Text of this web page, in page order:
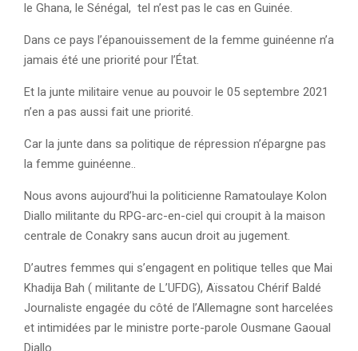
le Ghana, le Sénégal, tel n’est pas le cas en Guinée.
Dans ce pays l’épanouissement de la femme guinéenne n’a
jamais été une priorité pour l’État.
Et la junte militaire venue au pouvoir le 05 septembre 2021
n’en a pas aussi fait une priorité.
Car la junte dans sa politique de répression n’épargne pas
la femme guinéenne..
Nous avons aujourd’hui la politicienne Ramatoulaye Kolon
Diallo militante du RPG-arc-en-ciel qui croupit à la maison
centrale de Conakry sans aucun droit au jugement.
D’autres femmes qui s’engagent en politique telles que Mai
Khadija Bah ( militante de L’UFDG), Aïssatou Chérif Baldé
Journaliste engagée du côté de l’Allemagne sont harcelées
et intimidées par le ministre porte-parole Ousmane Gaoual
Diallo.